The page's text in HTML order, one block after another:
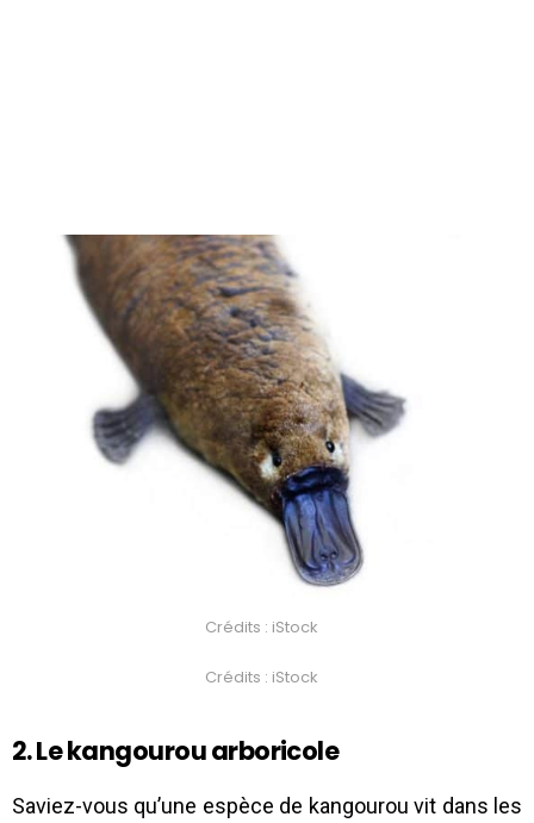
Crédits : iStock
Crédits : iStock
2. Le kangourou arboricole
Saviez-vous qu’une espèce de kangourou vit dans les